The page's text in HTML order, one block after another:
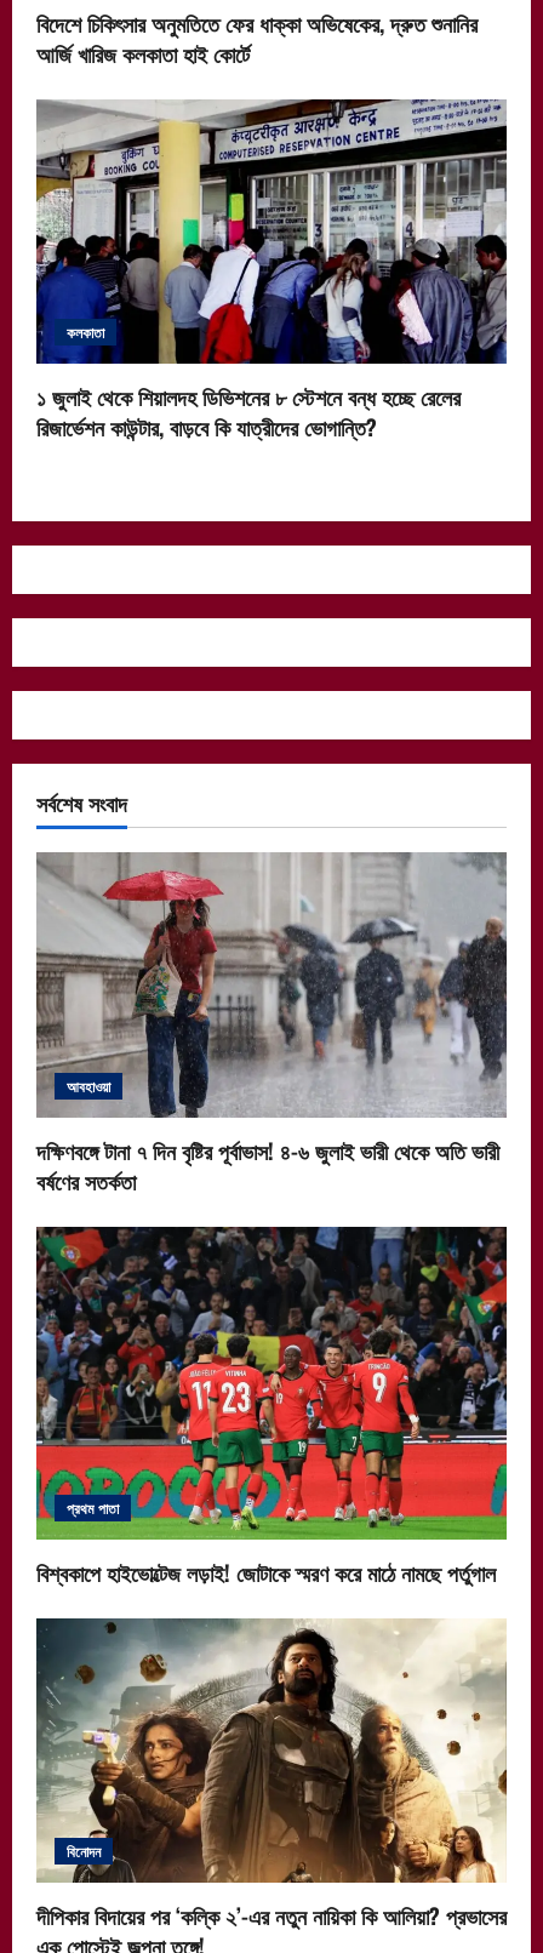
বিদেশে চিকিৎসার অনুমতিতে ফের ধাক্কা অভিষেকের, দ্রুত শুনানির
আর্জি খারিজ কলকাতা হাই কোর্টে
কলকাতা
১ জুলাই থেকে শিয়ালদহ ডিভিশনের ৮ স্টেশনে বন্ধ হচ্ছে রেলের
রিজার্ভেশন কাউন্টার, বাড়বে কি যাত্রীদের ভোগান্তি?
সর্বশেষ সংবাদ
আবহাওয়া
দক্ষিণবঙ্গে টানা ৭ দিন বৃষ্টির পূর্বাভাস! ৪-৬ জুলাই ভারী থেকে অতি ভারী
বর্ষণের সতর্কতা
প্রথম পাতা
বিশ্বকাপে হাইভোল্টেজ লড়াই! জোটাকে স্মরণ করে মাঠে নামছে পর্তুগাল
বিনোদন
দীপিকার বিদায়ের পর ‘কল্কি ২’-এর নতুন নায়িকা কি আলিয়া? প্রভাসের
এক পোস্টেই জল্পনা তুঙ্গে!